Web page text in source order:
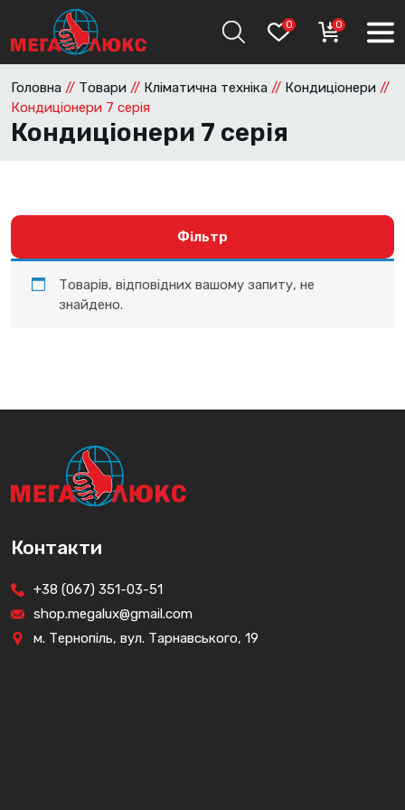
0 0
Головна // Товари // Кліматична техніка // Кондиціонери //
Кондиціонери 7 серія
Кондиціонери 7 серія
Фільтр
Товарів, відповідних вашому запиту, не
знайдено.
Контакти
+38 (067) 351-03-51
shop.megalux@gmail.com
м. Тернопіль, вул. Тарнавського, 19